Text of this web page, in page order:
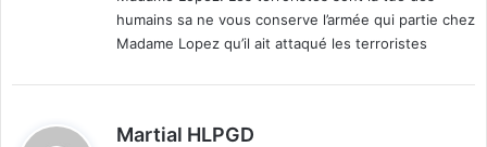
humains sa ne vous conserve l’armée qui partie chez
Madame Lopez qu’il ait attaqué les terroristes
Martial HLPGD